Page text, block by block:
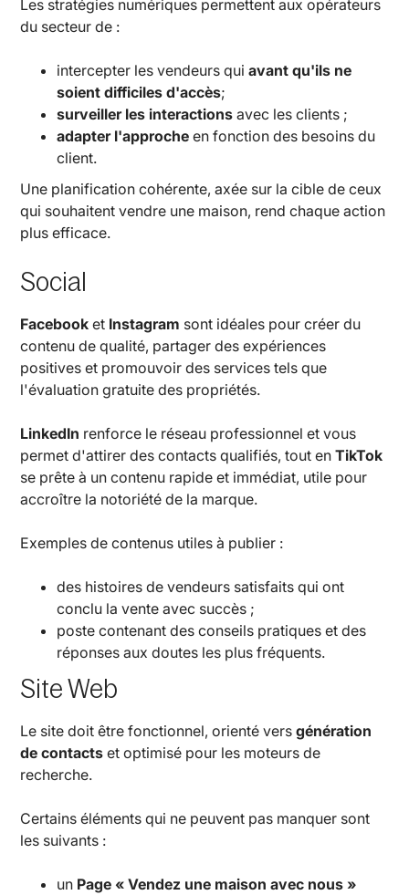
Les stratégies numériques permettent aux opérateurs
du secteur de :
intercepter les vendeurs quiavant qu'ils ne
soient difficiles d'accès;
surveiller les interactions avec les clients ;
adapter l'approche en fonction des besoins du
client.
Une planification cohérente, axée sur la cible de ceux
qui souhaitent vendre une maison, rend chaque action
plus efficace.
Social
Facebook et Instagram sont idéales pour créer du
contenu de qualité, partager des expériences
positives et promouvoir des services tels que
l'évaluation gratuite des propriétés.
LinkedIn renforce le réseau professionnel et vous
permet d'attirer des contacts qualifiés, tout enTikTok
se prête à un contenu rapide et immédiat, utile pour
accroître la notoriété de la marque.
Exemples de contenus utiles à publier :
des histoires de vendeurs satisfaits qui ont
conclu la vente avec succès ;
poste contenant des conseils pratiques et des
réponses aux doutes les plus fréquents.
Site Web
Le site doit être fonctionnel, orienté versgénération
de contacts et optimisé pour les moteurs de
recherche.
Certains éléments qui ne peuvent pas manquer sont
les suivants :
un Page « Vendez une maison avec nous »